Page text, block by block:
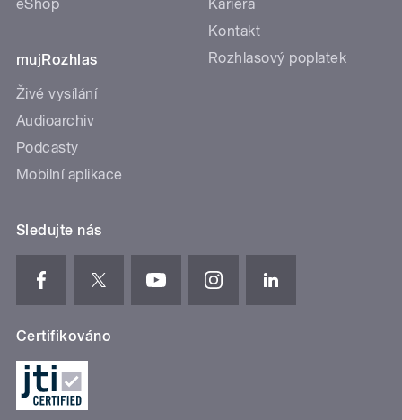
eShop
mujRozhlas
Živé vysílání
Audioarchiv
Podcasty
Mobilní aplikace
Kariéra
Kontakt
Rozhlasový poplatek
Sledujte nás
Certifikováno